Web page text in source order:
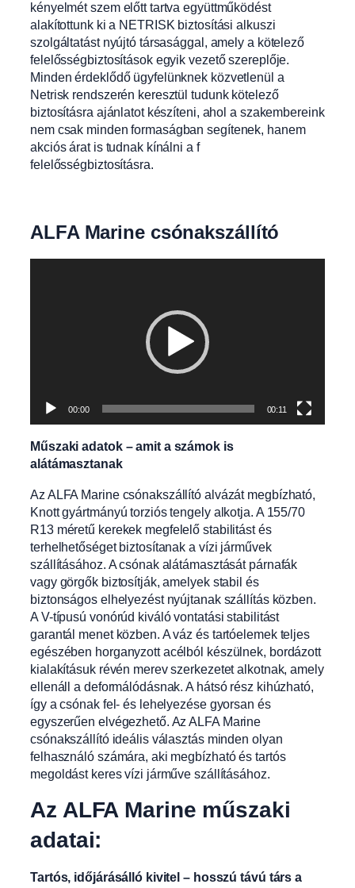
kényelmét szem előtt tartva együttműködést
alakítottunk ki a NETRISK biztosítási alkuszi
szolgáltatást nyújtó társasággal, amely a kötelező
felelősségbiztosítások egyik vezető szereplője.
Minden érdeklődő ügyfelünknek közvetlenül a
Netrisk rendszerén keresztül tudunk kötelező
biztosításra ajánlatot készíteni, ahol a szakembereink
nem csak minden formaságban segítenek, hanem
akciós árat is tudnak kínálni a f
felelősségbiztosításra.
ALFA Marine csónakszállító
00:00 00:11
Műszaki adatok – amit a számok is
alátámasztanak
Az ALFA Marine csónakszállító alvázát megbízható,
Knott gyártmányú torziós tengely alkotja. A 155/70
R13 méretű kerekek megfelelő stabilitást és
terhelhetőséget biztosítanak a vízi járművek
szállításához. A csónak alátámasztását párnafák
vagy görgők biztosítják, amelyek stabil és
biztonságos elhelyezést nyújtanak szállítás közben.
A V-típusú vonórúd kiváló vontatási stabilitást
garantál menet közben. A váz és tartóelemek teljes
egészében horganyzott acélból készülnek, bordázott
kialakításuk révén merev szerkezetet alkotnak, amely
ellenáll a deformálódásnak. A hátsó rész kihúzható,
így a csónak fel- és lehelyezése gyorsan és
egyszerűen elvégezhető. Az ALFA Marine
csónakszállító ideális választás minden olyan
felhasználó számára, aki megbízható és tartós
megoldást keres vízi járműve szállításához.
Az ALFA Marine műszaki
adatai:
Tartós, időjárásálló kivitel – hosszú távú társ a